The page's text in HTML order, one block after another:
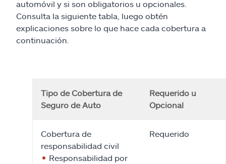
automóvil y si son obligatorios u opcionales.
Consulta la siguiente tabla, luego obtén
explicaciones sobre lo que hace cada cobertura a
continuación.
Tipo de Cobertura de
Seguro de Auto
Requerido u
Opcional
Cobertura de
responsabilidad civil
Responsabilidad por
Requerido